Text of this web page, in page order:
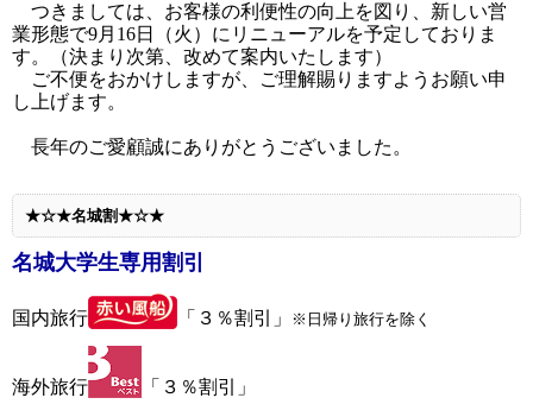
つきましては、お客様の利便性の向上を図り、新しい営
業形態で9月16日（火）にリニューアルを予定しておりま
す。（決まり次第、改めて案内いたします）
ご不便をおかけしますが、ご理解賜りますようお願い申
し上げます。
長年のご愛顧誠にありがとうございました。
★☆★名城割★☆★
名城大学生専用割引
国内旅行 「３％割引」 ※日帰り旅行を除く
海外旅行
「３％割引」